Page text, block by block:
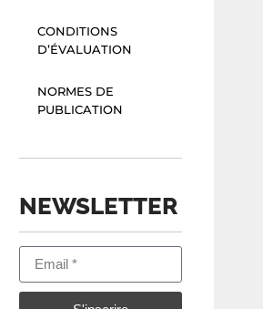
CONDITIONS
D’ÉVALUATION
NORMES DE
PUBLICATION
NEWSLETTER